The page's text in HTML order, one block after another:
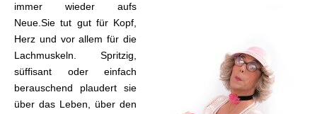
immer wieder aufs
Neue.Sie tut gut für Kopf,
Herz und vor allem für die
Lachmuskeln. Spritzig,
süffisant oder einfach
berauschend plaudert sie
über das Leben, über den